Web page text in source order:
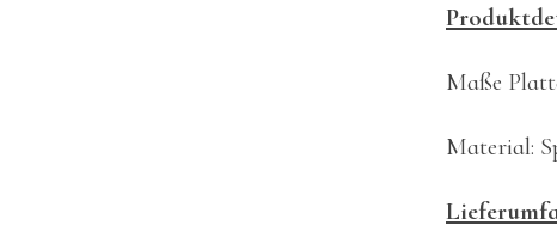
Maße
Material: